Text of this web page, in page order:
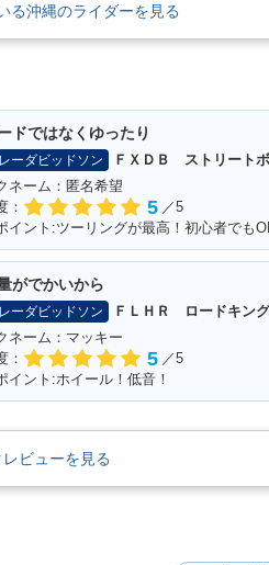
る沖縄のライダーを見る
ドではなくゆったり
ーダビッドソン
ＦＸＤＢ ストリート
ネーム：匿名希望
：
5 ／5
イント:ツーリングが最高！初心者でも
がでかいから
ーダビッドソン
ＦＬＨＲ ロードキン
ネーム：マッキー
：
5 ／5
イント:ホイール！低音！
ビューを見る